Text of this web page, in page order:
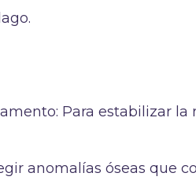
Para estabilizar la
anomalías óseas que